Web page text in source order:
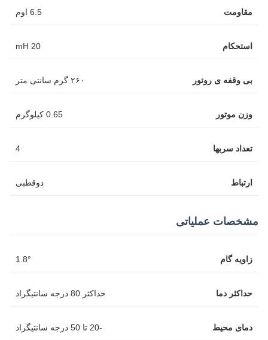
مقاومت 6.5 اوم
استحکام 20 mH
بی وقفه ی روتور ۲۶۰ گرم سانتی متر
وزن موتور 0.65 کیلوگرم
تعداد سربها 4
ارتباط دوقطبی
مشخصات عملیاتی
زاویه گام 1.8°
حداکثر دما حداکثر 80 درجه سانتیگراد
دمای محیط